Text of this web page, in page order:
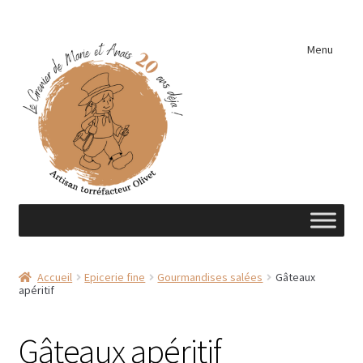
navigation
contenu
Menu
A découvrir …
Accueil Epicerie fine Gourmandises salées
Gâteaux
apéritif
Gâteaux apéritif